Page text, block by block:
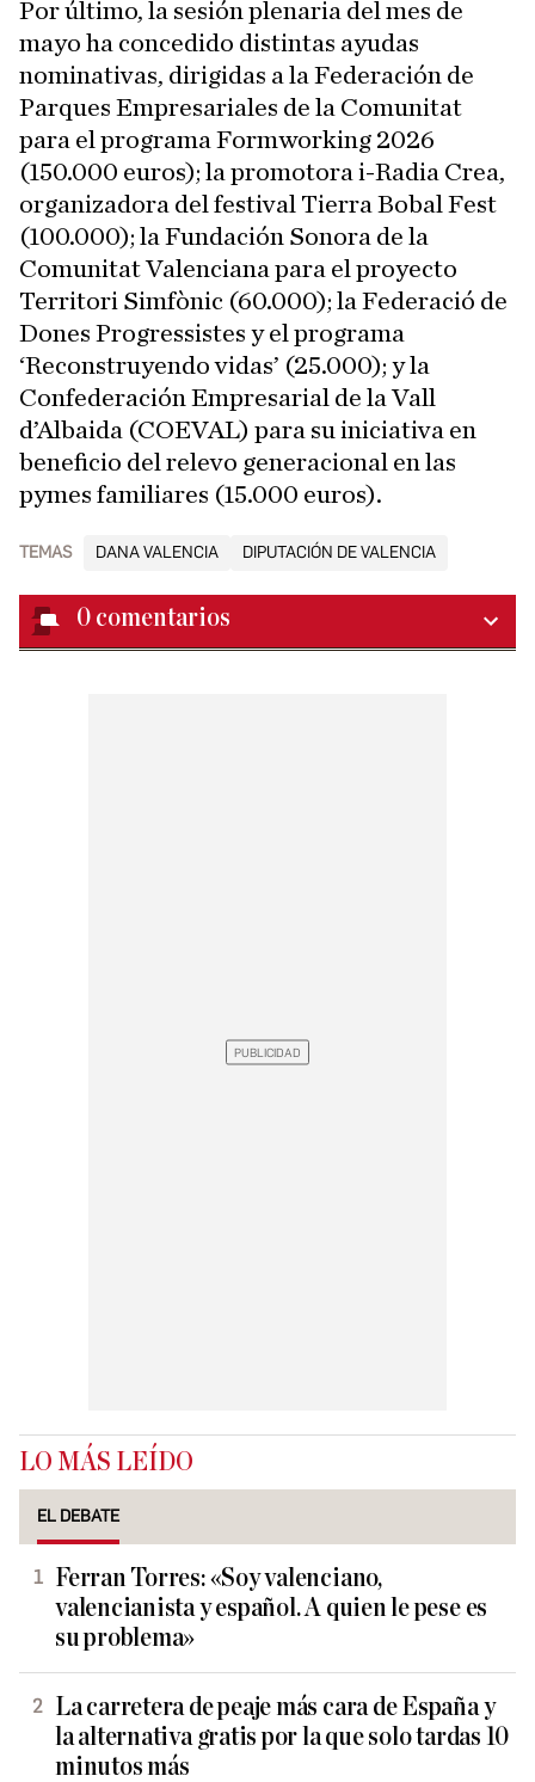
Por último, la sesión plenaria del mes de
mayo ha concedido distintas ayudas
nominativas, dirigidas a la Federación de
Parques Empresariales de la Comunitat
para el programa Formworking 2026
(150.000 euros); la promotora i-Radia Crea,
organizadora del festival Tierra Bobal Fest
(100.000); la Fundación Sonora de la
Comunitat Valenciana para el proyecto
Territori Simfònic (60.000); la Federació de
Dones Progressistes y el programa
‘Reconstruyendo vidas’ (25.000); y la
Confederación Empresarial de la Vall
d’Albaida (COEVAL) para su iniciativa en
beneficio del relevo generacional en las
pymes familiares (15.000 euros).
TEMAS DANA VALENCIA DIPUTACIÓN DE VALENCIA
0 comentarios
LO MÁS LEÍDO
EL DEBATE
Ferran Torres: «Soy valenciano,
valencianista y español. A quien le pese es
su problema»
La carretera de peaje más cara de España y
la alternativa gratis por la que solo tardas 10
minutos más